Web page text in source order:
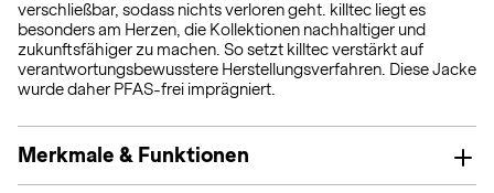
verschließbar, sodass nichts verloren geht. killtec liegt es
besonders am Herzen, die Kollektionen nachhaltiger und
zukunftsfähiger zu machen. So setzt killtec verstärkt auf
verantwortungsbewusstere Herstellungsverfahren. Diese Jacke
wurde daher PFAS-frei imprägniert.
Merkmale & Funktionen